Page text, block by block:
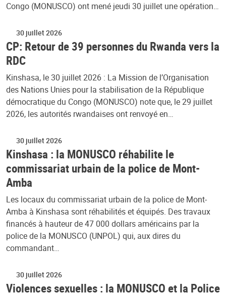
Congo (MONUSCO) ont mené jeudi 30 juillet une opération…
30 juillet 2026
CP: Retour de 39 personnes du Rwanda vers la
RDC
Kinshasa, le 30 juillet 2026 : La Mission de l’Organisation
des Nations Unies pour la stabilisation de la République
démocratique du Congo (MONUSCO) note que, le 29 juillet
2026, les autorités rwandaises ont renvoyé en…
30 juillet 2026
Kinshasa : la MONUSCO réhabilite le
commissariat urbain de la police de Mont-
Amba
Les locaux du commissariat urbain de la police de Mont-
Amba à Kinshasa sont réhabilités et équipés. Des travaux
financés à hauteur de 47 000 dollars américains par la
police de la MONUSCO (UNPOL) qui, aux dires du
commandant…
30 juillet 2026
Violences sexuelles : la MONUSCO et la Police